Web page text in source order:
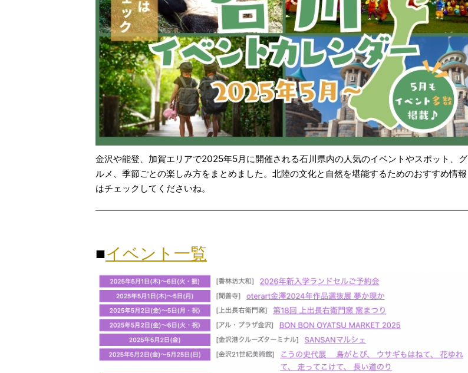
金沢や能登、加賀エリアで2025年5月に開催される石川県内の人気のイベントやスポット、グ
ルメ、季節ごとの楽しみ方をまとめました。北陸の文化と自然を堪能するためのおすすめ情報
はチェックしてくださいね。
■イベント一覧